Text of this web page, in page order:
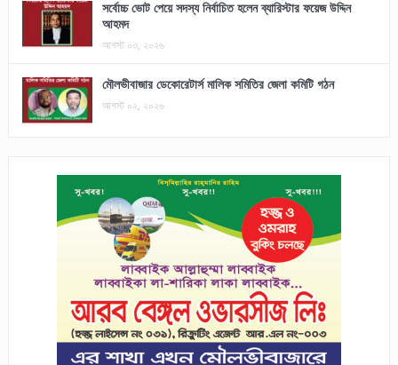
সর্বোচ্চ ভোট পেয়ে সদস্য নির্বাচিত হলেন ব্যারিস্টার ফয়েজ উদ্দিন
আহমদ
আগস্ট ০৩, ২০২৬
মৌলভীবাজার ডেকোরেটার্স মালিক সমিতির জেলা কমিটি গঠন
আগস্ট ০২, ২০২৬